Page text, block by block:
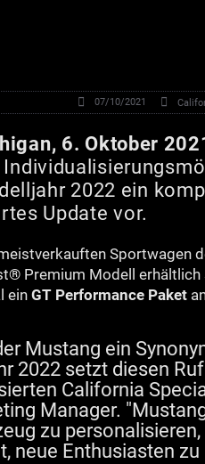
07/10/2021
6. Oktober
2022 ein
Update vor.
Sportwagen
Premium Modell erhältlich
ein GT Performance Paket
Mustang ein
2022 setzt diesen
California
Manager.
zu
neue Enthusiasten